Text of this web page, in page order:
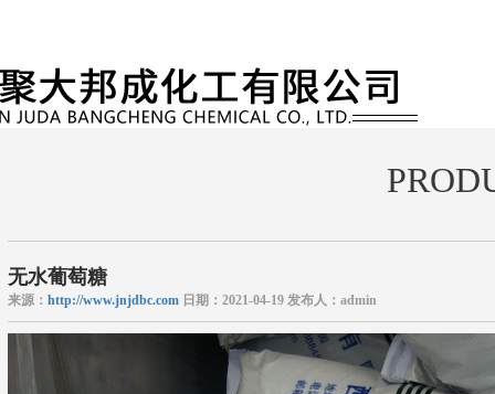
无水葡萄糖
来源： http://www.jnjdbc.com 日期：2021-04-19 发布人：admin